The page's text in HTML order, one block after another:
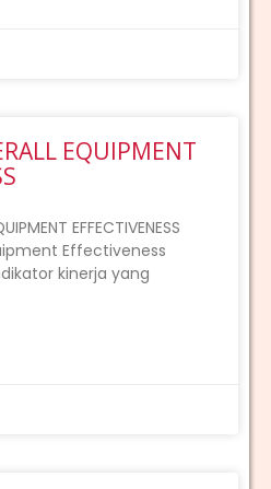
EQUIPMENT
EFFECTIVENESS
Effectiveness
kinerja yang